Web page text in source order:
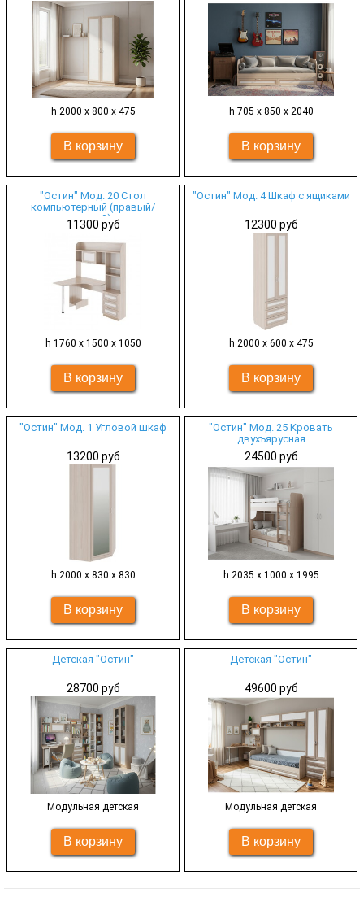
h 2000 х 800 х 475 h 705 х 850 х 2040
"Остин" Мод. 20 Стол
компьютерный (правый/
левый)
11300 руб
h 1760 х 1500 х 1050
"Остин" Мод. 4 Шкаф с ящиками
12300 руб
h 2000 х 600 х 475
"Остин" Мод. 1 Угловой шкаф
13200 руб
h 2000 х 830 х 830
"Остин" Мод. 25 Кровать
двухъярусная
24500 руб
h 2035 х 1000 х 1995
Детская "Остин"
28700 руб
Модульная детская
Детская "Остин"
49600 руб
Модульная детская